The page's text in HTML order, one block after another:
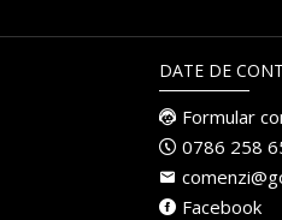
DATE DE
Formular
0786 258
Facebook